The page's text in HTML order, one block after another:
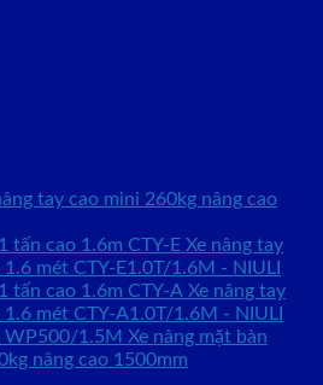
tay cao mini 260kg nâng cao
Xe nâng tay
mét CTY-E1.0T/1.6M - NIULI
Xe nâng tay
mét CTY-A1.0T/1.6M - NIULI
Xe nâng mặt bàn
nâng cao 1500mm